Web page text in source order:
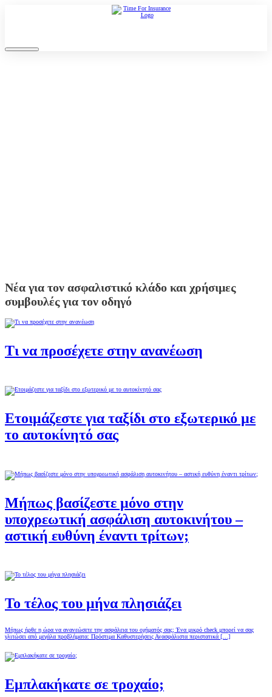
Νέα για τον ασφαλιστικό κλάδο και χρήσιμες
συμβουλές για τον οδηγό
Τι να προσέχετε στην ανανέωση
Ετοιμάζεστε για ταξίδι στο εξωτερικό με
το αυτοκίνητό σας
Μήπως βασίζεστε μόνο στην
υποχρεωτική ασφάλιση αυτοκινήτου –
αστική ευθύνη έναντι τρίτων;
Το τέλος του μήνα πλησιάζει
Μήπως ήρθε η ώρα να ανανεώσετε την ασφάλεια του οχήματός σας; Ένα μικρό check μπορεί να σας
γλιτώσει από μεγάλα προβλήματα: Πρόστιμα Καθυστερήσεις Ανασφάλιστα περιστατικά […]
Εμπλακήκατε σε τροχαίο;